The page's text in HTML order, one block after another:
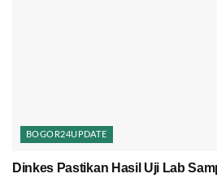
BOGOR24UPDATE
Dinkes Pastikan Hasil Uji Lab